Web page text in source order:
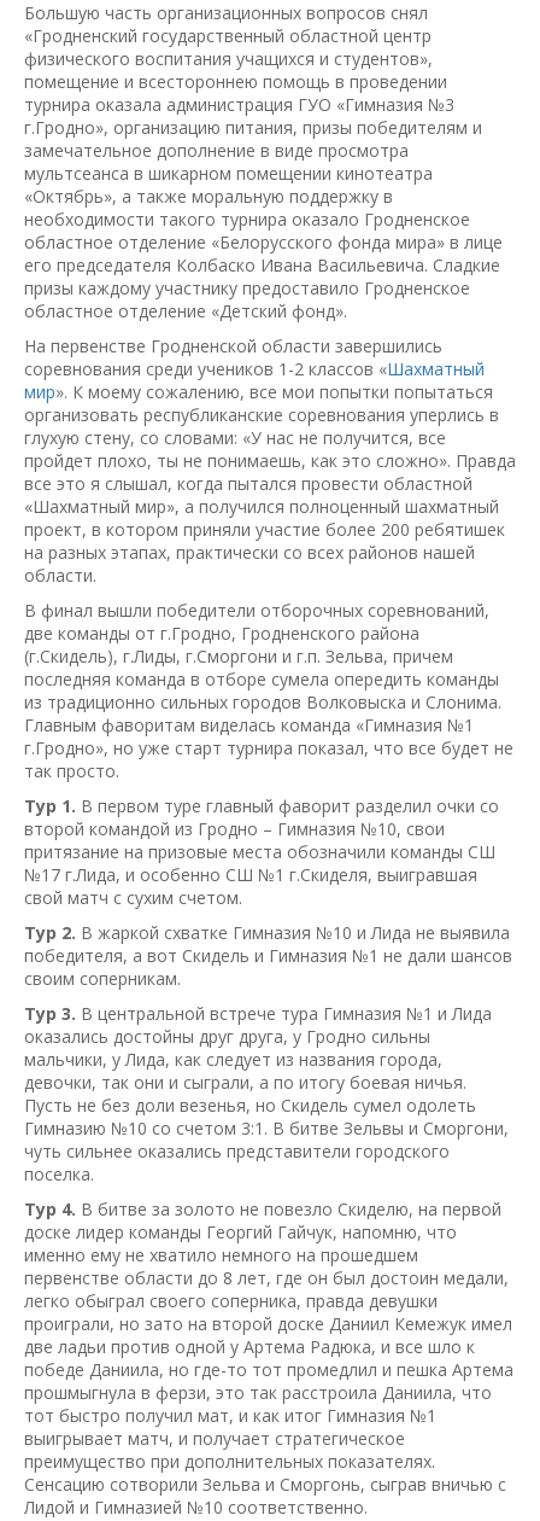
Большую часть организационных вопросов снял
«Гродненский государственный областной центр
физического воспитания учащихся и студентов»,
помещение и всестороннею помощь в проведении
турнира оказала администрация ГУО «Гимназия №3
г.Гродно», организацию питания, призы победителям и
замечательное дополнение в виде просмотра
мультсеанса в шикарном помещении кинотеатра
«Октябрь», а также моральную поддержку в
необходимости такого турнира оказало Гродненское
областное отделение «Белорусского фонда мира» в лице
его председателя Колбаско Ивана Васильевича. Сладкие
призы каждому участнику предоставило Гродненское
областное отделение «Детский фонд».
На первенстве Гродненской области завершились
соревнования среди учеников 1-2 классов «Шахматный
мир». К моему сожалению, все мои попытки попытаться
организовать республиканские соревнования уперлись в
глухую стену, со словами: «У нас не получится, все
пройдет плохо, ты не понимаешь, как это сложно». Правда
все это я слышал, когда пытался провести областной
«Шахматный мир», а получился полноценный шахматный
проект, в котором приняли участие более 200 ребятишек
на разных этапах, практически со всех районов нашей
области.
В финал вышли победители отборочных соревнований,
две команды от г.Гродно, Гродненского района
(г.Скидель), г.Лиды, г.Сморгони и г.п. Зельва, причем
последняя команда в отборе сумела опередить команды
из традиционно сильных городов Волковыска и Слонима.
Главным фаворитам виделась команда «Гимназия №1
г.Гродно», но уже старт турнира показал, что все будет не
так просто.
Тур 1. В первом туре главный фаворит разделил очки со
второй командой из Гродно – Гимназия №10, свои
притязание на призовые места обозначили команды СШ
№17 г.Лида, и особенно СШ №1 г.Скиделя, выигравшая
свой матч с сухим счетом.
Тур 2. В жаркой схватке Гимназия №10 и Лида не выявила
победителя, а вот Скидель и Гимназия №1 не дали шансов
своим соперникам.
Тур 3. В центральной встрече тура Гимназия №1 и Лида
оказались достойны друг друга, у Гродно сильны
мальчики, у Лида, как следует из названия города,
девочки, так они и сыграли, а по итогу боевая ничья.
Пусть не без доли везенья, но Скидель сумел одолеть
Гимназию №10 со счетом 3:1. В битве Зельвы и Сморгони,
чуть сильнее оказались представители городского
поселка.
Тур 4. В битве за золото не повезло Скиделю, на первой
доске лидер команды Георгий Гайчук, напомню, что
именно ему не хватило немного на прошедшем
первенстве области до 8 лет, где он был достоин медали,
легко обыграл своего соперника, правда девушки
проиграли, но зато на второй доске Даниил Кемежук имел
две ладьи против одной у Артема Радюка, и все шло к
победе Даниила, но где-то тот промедлил и пешка Артема
прошмыгнула в ферзи, это так расстроила Даниила, что
тот быстро получил мат, и как итог Гимназия №1
выигрывает матч, и получает стратегическое
преимущество при дополнительных показателях.
Сенсацию сотворили Зельва и Сморгонь, сыграв вничью с
Лидой и Гимназией №10 соответственно.